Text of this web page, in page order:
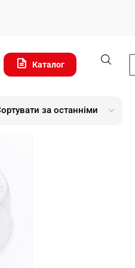
Каталог